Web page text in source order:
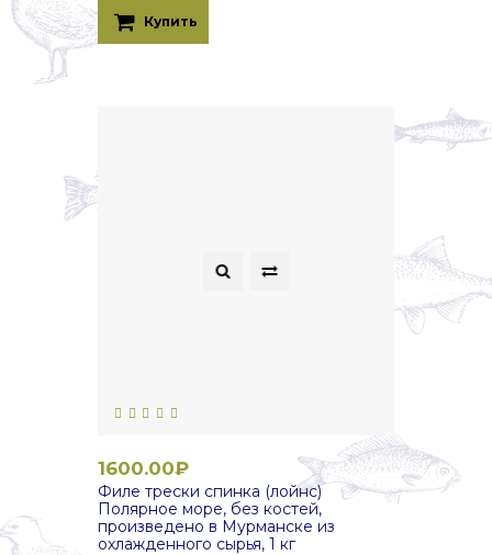
Купить
1600.00₽
Филе трески спинка (лойнс)
Полярное море, без костей,
произведено в Мурманске из
охлажденного сырья, 1 кг